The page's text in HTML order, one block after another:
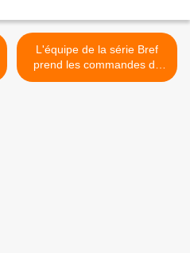
L'équipe de la série Bref
prend les commandes de
Rire & Chansons >